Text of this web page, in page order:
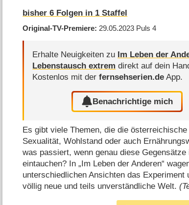
bisher6 Folgen in 1 Staffel
Original-TV-Premiere 29.05.2023 Puls 4
Erhalte Neuigkeiten zu Im Leben der
Lebenstausch extrem direkt auf dein
Kostenlos mit derfernsehserien.de App.
Benachrichtige mich
Es gibt viele Themen, die die
Sexualität, Wohlstand oder auch
was passiert, wenn genau diese
eintauchen? In „Im Leben der Anderen“
unterschiedlichen Ansichten das
völlig neue und teils unverständliche Welt.